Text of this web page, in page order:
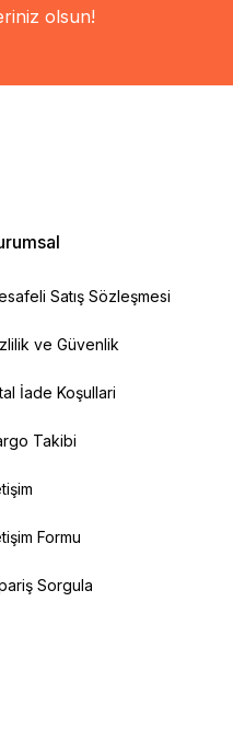
olsun!
Satış Sözleşmesi
ve Güvenlik
İade Koşullari
Takibi
Formu
Sorgula